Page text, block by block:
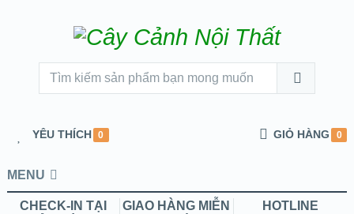
YÊU THÍCH 0 GIỎ HÀNG 0
MENU
CHECK-IN TẠI
GIAO HÀNG MIỄN
HOTLINE